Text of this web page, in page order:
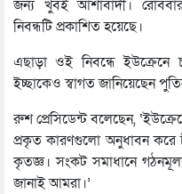
জন্য খুবই আশাবাদী।
নিবন্ধটি প্রকাশিত হয়েছে।
এছাড়া ওই নিবন্ধে ইউক্রেনে
ইচ্ছাকেও স্বাগত জানিয়েছেন
রুশ প্রেসিডেন্ট বলেছেন,
প্রকৃত কারণগুলো অনুধাবন করে
কৃতজ্ঞ। সংকট সমাধানে
জানাই আমরা।’